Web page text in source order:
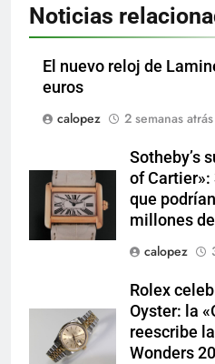
Noticias
El nuevo reloj de
euros
calopez
2 semanas atrás
Sotheby’s
of
que
millones
calopez
Rolex
Oyster: la
reescribe
Wonders